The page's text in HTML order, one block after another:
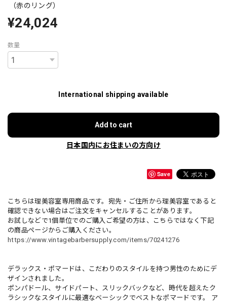
（赤のリング）
¥24,024
数量
International shipping available
Add to cart
日本国内にお住まいの方向け
Save
こちらは理美容室専用商品です。宛先・ご住所から理美容室であると
確認できない場合はご注文をキャンセルすることがあります。
お試しなどで1個単位でのご購入ご希望の方は、こちらではなく下記
の商品ページからご購入ください。
https://www.vintagebarbersupply.com/items/70241276
デラックス・ポマードは、こだわりのスタイルを持つ男性のためにデ
ザインされました。
ポンパドール、サイドパート、スリックバックなど、時代を超えたク
ラシックなスタイルに最適なベーシックでベストなポマードです。 ア